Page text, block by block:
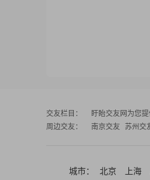
交友栏目： 盱眙交友网 为您
周边交友：
南京交友 苏州交
城市： 北京 上海